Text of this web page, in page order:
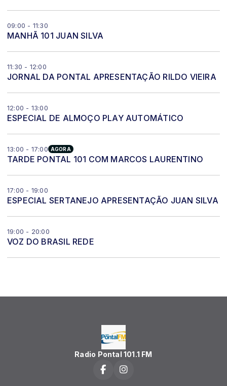
09:00 - 11:30
MANHÃ 101 JUAN SILVA
11:30 - 12:00
JORNAL DA PONTAL APRESENTAÇÃO RILDO VIEIRA
12:00 - 13:00
ESPECIAL DE ALMOÇO PLAY AUTOMÁTICO
13:00 - 17:00 AGORA
TARDE PONTAL 101 COM MARCOS LAURENTINO
17:00 - 19:00
ESPECIAL SERTANEJO APRESENTAÇÃO JUAN SILVA
19:00 - 20:00
VOZ DO BRASIL REDE
Radio Pontal 101.1 FM